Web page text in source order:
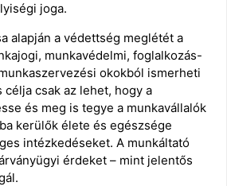
joga.
alapján a védettség meglétét a
munkavédelmi, foglalkozás-
okokból ismerheti
célja csak az lehet, hogy a
és meg is tegye a munkavállalók
kerülők élete és egészsége
intézkedéseket. A munkáltató
érdeket – mint jelentős